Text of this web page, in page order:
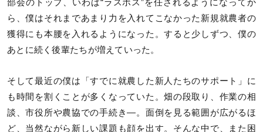
部会のトップ、いわば“ラスボス”を任されるようになってか
ら、僕はそれまであまり力を入れてこなかった新規就農者の
獲得にも本腰を入れるようになった。すると少しずつ、僕の
あとに続く後輩たちが増えていった。
そして最近の僕は「すでに就農した新人たちのサポート」に
も時間を割くことが多くなっていた。畑の段取り、作業の相
談、市役所や農協での手続き―。面倒を見る範囲が広がるほ
ど、当然ながら新しい課題も顔を出す。そんな中で、また困